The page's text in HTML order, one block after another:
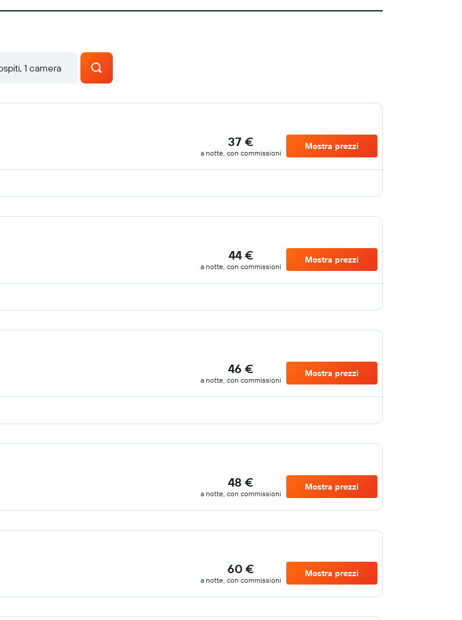
1 camera
37 €
a notte, con commissioni
Mostra prezzi
44 €
a notte, con commissioni
Mostra prezzi
46 €
a notte, con commissioni
Mostra prezzi
48 €
a notte, con commissioni
Mostra prezzi
60 €
a notte, con commissioni
Mostra prezzi